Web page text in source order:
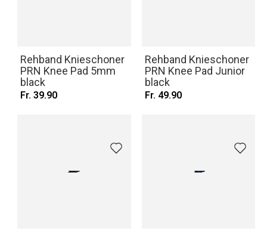
Rehband Knieschoner
PRN Knee Pad 5mm
black
Fr. 39.90
Rehband Knieschoner
PRN Knee Pad Junior
black
Fr. 49.90